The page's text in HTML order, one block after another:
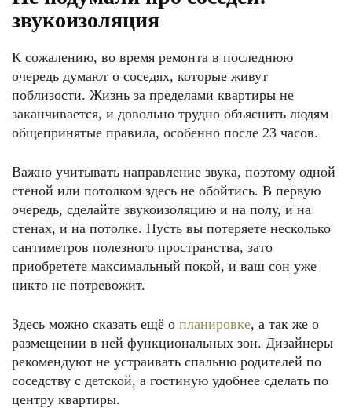
звукоизоляция
К сожалению, во время ремонта в последнюю
очередь думают о соседях, которые живут
поблизости. Жизнь за пределами квартиры не
заканчивается, и довольно трудно объяснить людям
общепринятые правила, особенно после 23 часов.
Важно учитывать направление звука, поэтому одной
стеной или потолком здесь не обойтись. В первую
очередь, сделайте звукоизоляцию и на полу, и на
стенах, и на потолке. Пусть вы потеряете несколько
сантиметров полезного пространства, зато
приобретете максимальный покой, и ваш сон уже
никто не потревожит.
Здесь можно сказать ещё о планировке, а так же о
размещении в ней функциональных зон. Дизайнеры
рекомендуют не устраивать спальню родителей по
соседству с детской, а гостиную удобнее сделать по
центру квартиры.